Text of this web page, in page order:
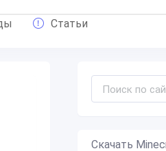
Статьи
Скачать